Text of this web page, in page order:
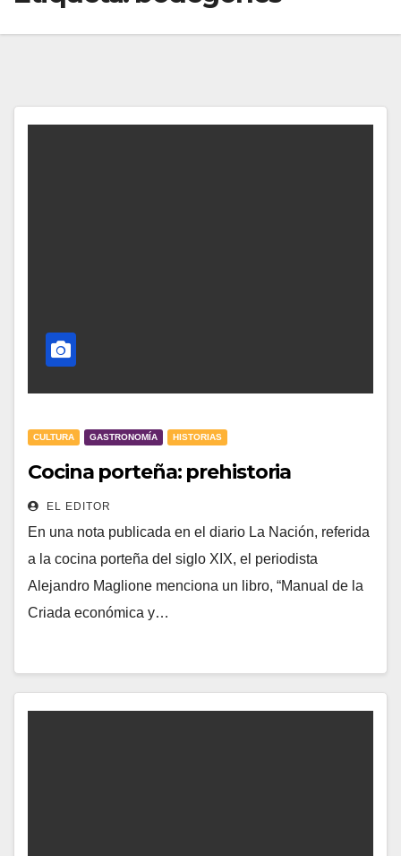
CULTURA GASTRONOMÍA HISTORIAS
Cocina porteña: prehistoria
EL EDITOR
En una nota publicada en el diario La Nación, referida
a la cocina porteña del siglo XIX, el periodista
Alejandro Maglione menciona un libro, “Manual de la
Criada económica y…